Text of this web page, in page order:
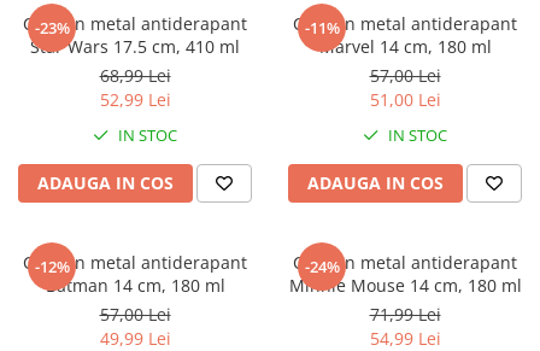
Papuci si slapi baieti
Sandale baieti
Perletti
Arditex
Cry Babies
Wonder Woman
The Grinch
FLAMINGO
Incaltaminte fete
Ghete si cizme fete
Pantofi fete
-23%
Castron metal antiderapant
Star Wars 17.5 cm, 410 ml
68,99 Lei
52,99 Lei
IN STOC
ADAUGA IN COS
-11%
Castron metal antiderapant
Marvel 14 cm, 180 ml
57,00 Lei
51,00 Lei
IN STOC
ADAUGA IN COS
-12%
Castron metal antiderapant
Batman 14 cm, 180 ml
57,00 Lei
49,99 Lei
-24%
Castron metal antiderapant
Minnie Mouse 14 cm, 180 ml
71,99 Lei
54,99 Lei